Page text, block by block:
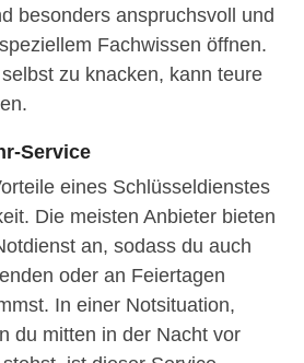
besonders anspruchsvoll und
Fachwissen öffnen.
zu knacken, kann teure
Service
eines Schlüsseldienstes
Die meisten Anbieter bieten
an, sodass du auch
oder an Feiertagen
In einer Notsituation,
du mitten in der Nacht vor